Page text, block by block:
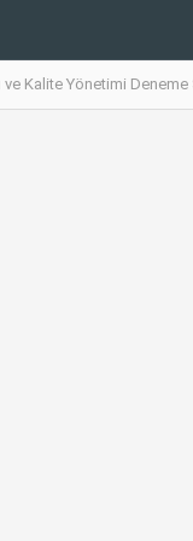
ve Kalite Yönetimi